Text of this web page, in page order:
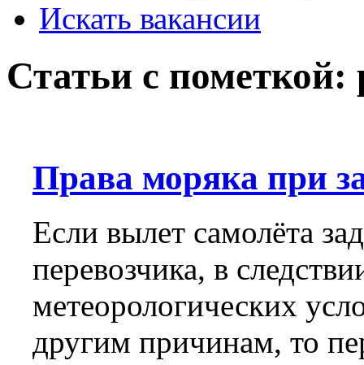
Искать вакансии
Статьи с пометкой:
Права моряка при
Если вылет самолёта
перевозчика, в
метеорологических
другим причинам, то